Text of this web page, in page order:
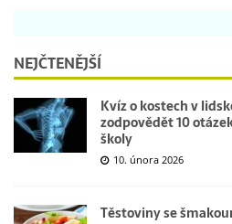
NEJČTENĚJŠÍ
Kvíz o kostech v
zodpovědět 10
školy
10. února 2026
Těstoviny se